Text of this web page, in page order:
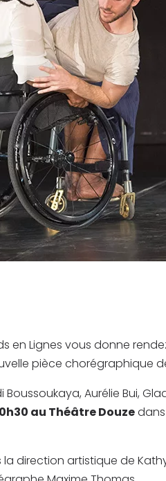
en Lignes vous donne
pièce chorégraphique
Aurélie Bui,
au Théâtre Douzedans
direction artistique de